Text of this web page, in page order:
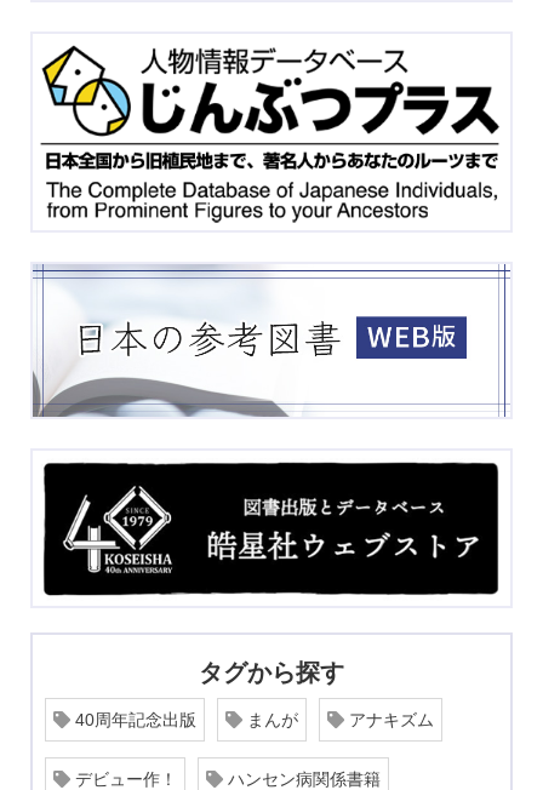
タグから探す
40周年記念出版 まんが アナキズム
デビュー作！ ハンセン病関係書籍